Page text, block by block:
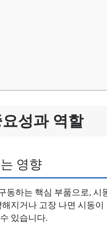
성과 역할
영향
동하는 핵심 부품으로, 시
지거나 고장 나면 시동
있습니다.